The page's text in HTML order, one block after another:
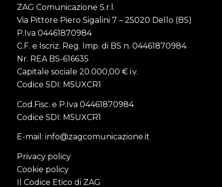
ZAG Comunicazione S.r.l.
Via Pittore Piero Sigalini 7 – 25020 Dello (BS)
P.Iva 04461870984
C.F. e Iscriz. Reg. Imp. di BS n. 04461870984
Nr. REA BS-616635
Capitale sociale 20.000,00 € i.v.
Codice SDI: M5UXCR1
Cod.Fisc. e P.Iva 04461870984
Codice SDI: M5UXCR1
E-mail: info@zagcomunicazione.it
Privacy policy
Cookie policy
Il Codice Etico di ZAG